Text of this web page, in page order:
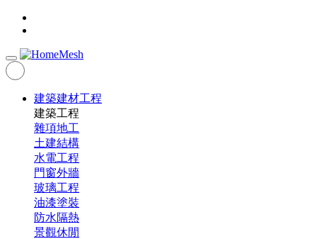
建築建材工程
建築工程
雜項地工
土建結構
水電工程
門窗外牆
玻璃工程
油漆塗裝
防水隔熱
景觀休閒